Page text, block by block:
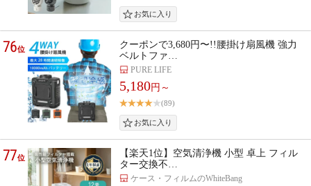
76位
クーポンで3,680円〜!!腰掛け扇風機 強力
ベルトファ…
PURE LIFE
5,180円～
(89)
77位
【楽天1位】空気清浄機 小型 卓上 フィル
ター交換不…
ケース・フィルムのWhiteBang